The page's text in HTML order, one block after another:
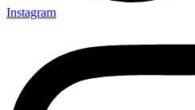
Instagram